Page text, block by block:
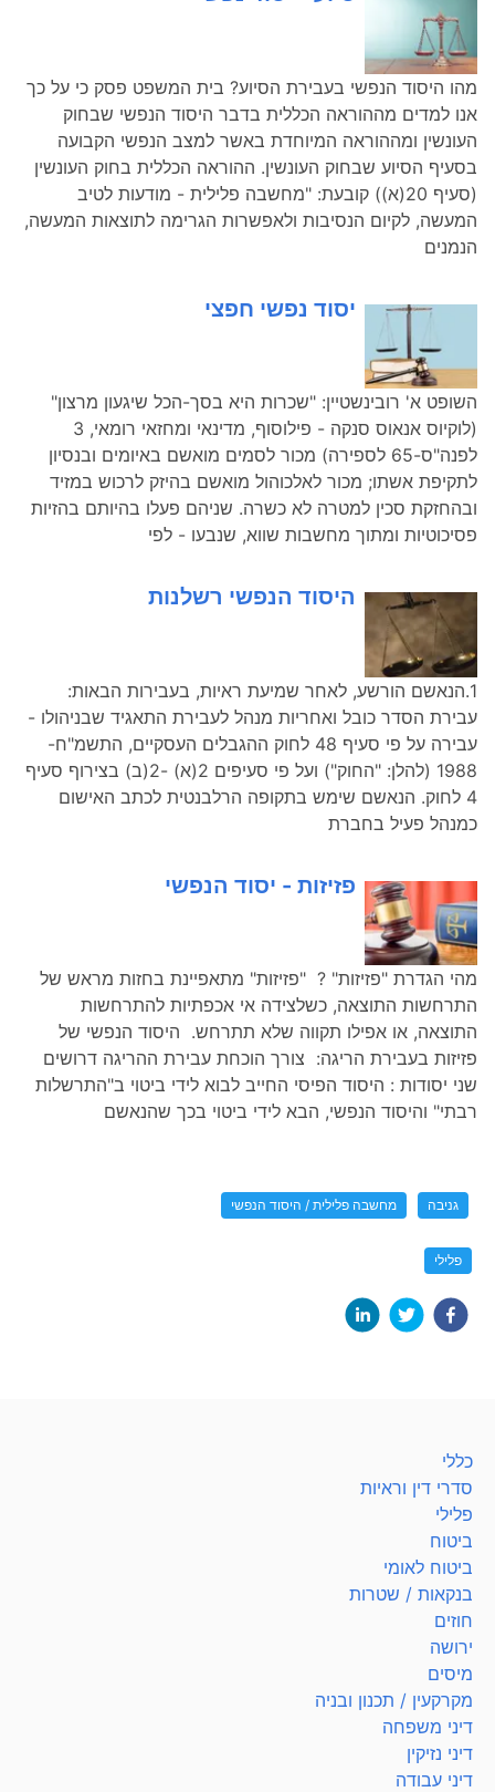
מהו היסוד הנפשי בעבירת הסיוע? בית המשפט פסק כי על כך
אנו למדים מההוראה הכללית בדבר היסוד הנפשי שבחוק
העונשין ומההוראה המיוחדת באשר למצב הנפשי הקבועה
בסעיף הסיוע שבחוק העונשין. ההוראה הכללית בחוק העונשין
(סעיף 20(א)) קובעת: "מחשבה פלילית - מודעות לטיב
המעשה, לקיום הנסיבות ולאפשרות הגרימה לתוצאות המעשה,
הנמנים
יסוד נפשי חפצי
השופט א' רובינשטיין: "שכרות היא בסך-הכל שיגעון מרצון"
(לוקיוס אנאוס סנקה - פילוסוף, מדינאי ומחזאי רומאי, 3
לפנה"ס-65 לספירה) מכור לסמים מואשם באיומים ובנסיון
לתקיפת אשתו; מכור לאלכוהול מואשם בהיזק לרכוש במזיד
ובהחזקת סכין למטרה לא כשרה. שניהם פעלו בהיותם בהזיות
פסיכוטיות ומתוך מחשבות שווא, שנבעו - לפי
היסוד הנפשי רשלנות
1.הנאשם הורשע, לאחר שמיעת ראיות, בעבירות הבאות:
עבירת הסדר כובל ואחריות מנהל לעבירת התאגיד שבניהולו -
עבירה על פי סעיף 48 לחוק ההגבלים העסקיים, התשמ"ח-
1988 (להלן: "החוק") ועל פי סעיפים 2(א) -2(ב) בצירוף סעיף
4 לחוק. הנאשם שימש בתקופה הרלבנטית לכתב האישום
כמנהל פעיל בחברת
פזיזות - יסוד הנפשי
מהי הגדרת "פזיזות" ? "פזיזות" מתאפיינת בחזות מראש של
התרחשות התוצאה, כשלצידה אי אכפתיות להתרחשות
התוצאה, או אפילו תקווה שלא תתרחש. היסוד הנפשי של
פזיזות בעבירת הריגה: צורך הוכחת עבירת ההריגה דרושים
שני יסודות : היסוד הפיסי החייב לבוא לידי ביטוי ב"התרשלות
רבתי" והיסוד הנפשי, הבא לידי ביטוי בכך שהנאשם
גניבה מחשבה פלילית / היסוד הנפשי
פלילי
כללי
סדרי דין וראיות
פלילי
ביטוח
ביטוח לאומי
בנקאות / שטרות
חוזים
ירושה
מיסים
מקרקעין / תכנון ובניה
דיני משפחה
דיני נזיקין
דיני עבודה